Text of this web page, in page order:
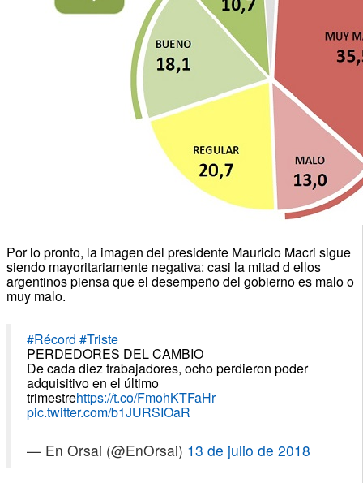
Por lo pronto, la imagen del presidente Mauricio Macri sigue
siendo mayoritariamente negativa: casi la mitad d ellos
argentinos piensa que el desempeño del gobierno es malo o
muy malo.
#Récord #Triste
PERDEDORES DEL CAMBIO
De cada diez trabajadores, ocho perdieron poder
adquisitivo en el último
trimestrehttps://t.co/FmohKTFaHr
pic.twitter.com/b1JURSIOaR
— En Orsai (@EnOrsai) 13 de julio de 2018